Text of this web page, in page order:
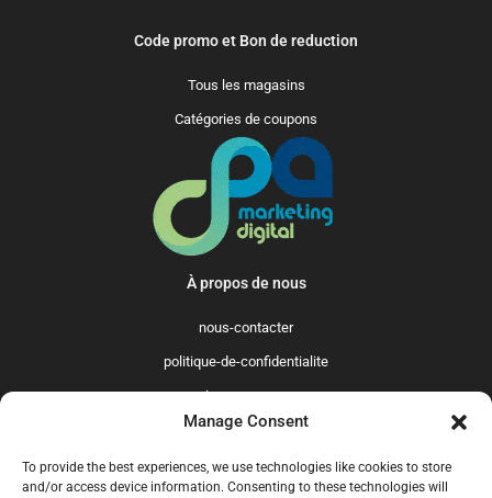
Manage Consent
To provide the best experiences, we use technologies like cookies to store
and/or access device information. Consenting to these technologies will
Code promo et Bon de reduction
Tous les magasins
Catégories de coupons
À propos de nous
nous-contacter
politique-de-confidentialite
qui-sommes-nous
US GB FR IT ES NL AU BR CA